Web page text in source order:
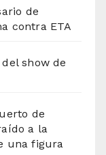
de
contra ETA
show de
de
a la
una figura